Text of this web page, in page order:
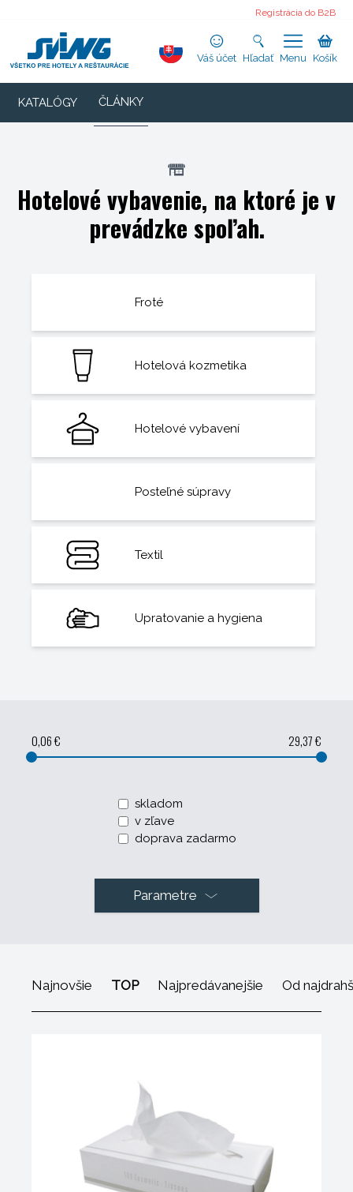
Registrácia do B2B
Váš účet Hľadať Menu Košík
KATALÓGY ČLÁNKY
Hotelové vybavenie, na ktoré je v
prevádzke spoľah.
Froté
Hotelová kozmetika
Hotelové vybavení
Posteľné súpravy
Textil
Upratovanie a hygiena
0,06 € 29,37 €
skladom
v zľave
doprava zadarmo
Parametre
Najnovšie TOP Najpredávanejšie Od